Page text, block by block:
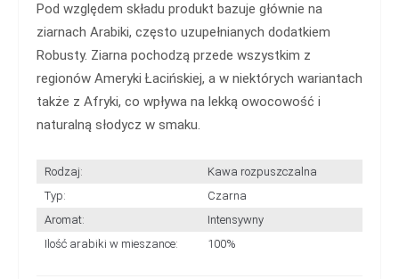
Pod względem składu produkt bazuje głównie na
ziarnach Arabiki, często uzupełnianych dodatkiem
Robusty. Ziarna pochodzą przede wszystkim z
regionów Ameryki Łacińskiej, a w niektórych wariantach
także z Afryki, co wpływa na lekką owocowość i
naturalną słodycz w smaku.
Rodzaj:
Kawa rozpuszczalna
Typ:
Czarna
Aromat:
Intensywny
Ilość arabiki w mieszance:
100%